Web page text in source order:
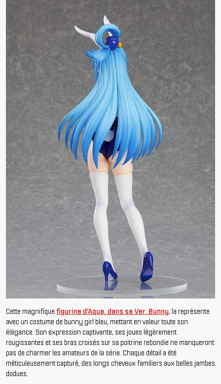
Cette magnifique figurine d'Aqua, dans sa Ver. Bunny, la représente
avec un costume de bunny girl bleu, mettant en valeur toute son
élégance. Son expression captivante, ses joues légèrement
rougissantes et ses bras croisés sur sa poitrine rebondie ne manqueront
pas de charmer les amateurs de la série. Chaque détail a été
méticuleusement capturé, des longs cheveux familiers aux belles jambes
dodues.